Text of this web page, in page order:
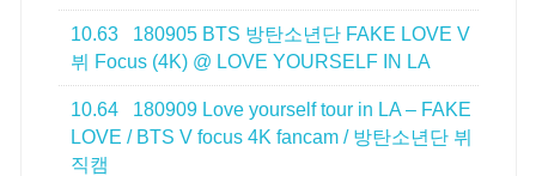
10.63
180905 BTS 방탄소년단 FAKE LOVE V
뷔 Focus (4K) @ LOVE YOURSELF IN LA
10.64
180909 Love yourself tour in LA – FAKE
LOVE / BTS V focus 4K fancam / 방탄소년단 뷔
직캠